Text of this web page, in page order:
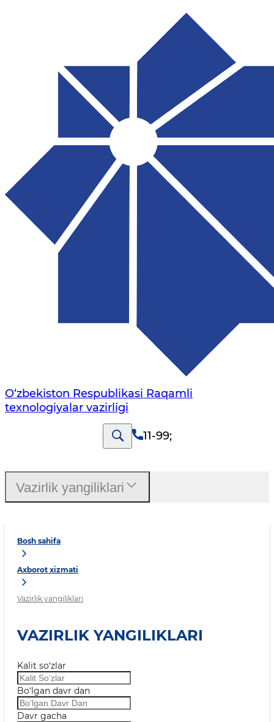
O‘zbekiston Respublikasi Raqamli
texnologiyalar vazirligi
11-99;
Bosh sahifa
Axborot xizmati
Vazirlik yangiliklari
VAZIRLIK YANGILIKLARI
Kalit so‘zlar
Bo‘lgan davr dan
Davr gacha
Vazirlik yangiliklari